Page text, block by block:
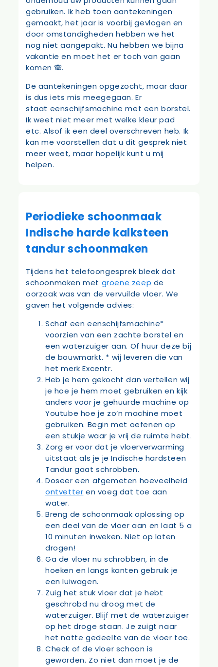
gebruiken. Ik heb toen aantekeningen
gemaakt, het jaar is voorbij gevlogen en
door omstandigheden hebben we het
nog niet aangepakt. Nu hebben we bijna
vakantie en moet het er toch van gaan
komen 🙈.
De aantekeningen opgezocht, maar daar
is dus iets mis meegegaan. Er
staat eenschijfsmachine met een borstel.
Ik weet niet meer met welke kleur pad
etc. Alsof ik een deel overschreven heb. Ik
kan me voorstellen dat u dit gesprek niet
meer weet, maar hopelijk kunt u mij
helpen.
Periodieke schoonmaak
Indische harde kalksteen
tandur schoonmaken
Tijdens het telefoongesprek bleek dat
schoonmaken met groene zeep de
oorzaak was van de vervuilde vloer. We
gaven het volgende advies:
Schaf een eenschijfsmachine*
voorzien van een zachte borstel en
een waterzuiger aan. Of huur deze bij
de bouwmarkt. * wij leveren die van
het merk Excentr.
Heb je hem gekocht dan vertellen wij
je hoe je hem moet gebruiken en kijk
anders voor je gehuurde machine op
Youtube hoe je zo’n machine moet
gebruiken. Begin met oefenen op
een stukje waar je vrij de ruimte hebt.
Zorg er voor dat je vloerverwarming
uitstaat als je je Indische hardsteen
Tandur gaat schrobben.
Doseer een afgemeten hoeveelheid
ontvetter en voeg dat toe aan
water.
Breng de schoonmaak oplossing op
een deel van de vloer aan en laat 5 a
10 minuten inweken. Niet op laten
drogen!
Ga de vloer nu schrobben, in de
hoeken en langs kanten gebruik je
een luiwagen.
Zuig het stuk vloer dat je hebt
geschrobd nu droog met de
waterzuiger. Blijf met de waterzuiger
op het droge staan. Je zuigt naar
het natte gedeelte van de vloer toe.
Check of de vloer schoon is
geworden. Zo niet dan moet je de